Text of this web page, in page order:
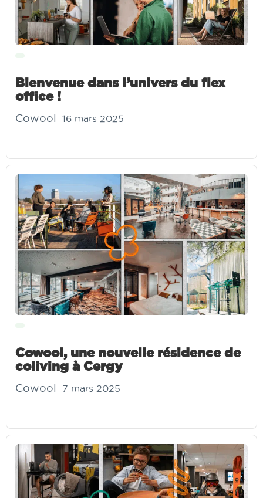
Bienvenue dans l’univers du flex
office !
Cowool 16 mars 2025
Cowool, une nouvelle résidence de
coliving à Cergy
Cowool 7 mars 2025